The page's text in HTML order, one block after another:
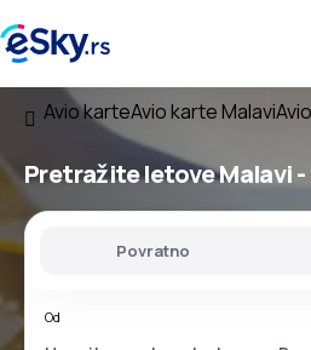
Avio karteAvio karte Malavi
Pretražite letoveMalavi
Povratno
Od